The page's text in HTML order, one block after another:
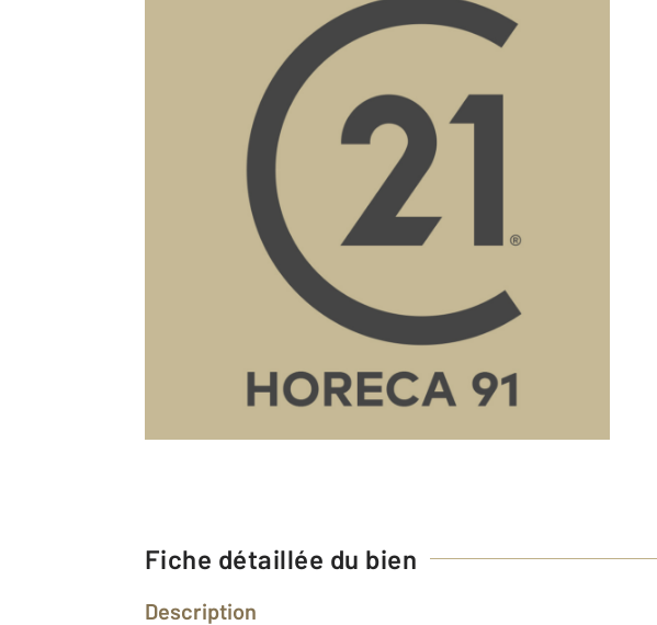
Fiche détaillée du bien
Description